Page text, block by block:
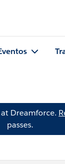
Dreamforce.
passes.